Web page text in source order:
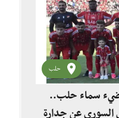
حلب
تضيء سماء حلب..
السوري عن جدارة